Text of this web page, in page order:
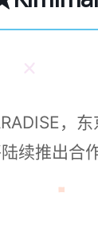
，东
续推出合